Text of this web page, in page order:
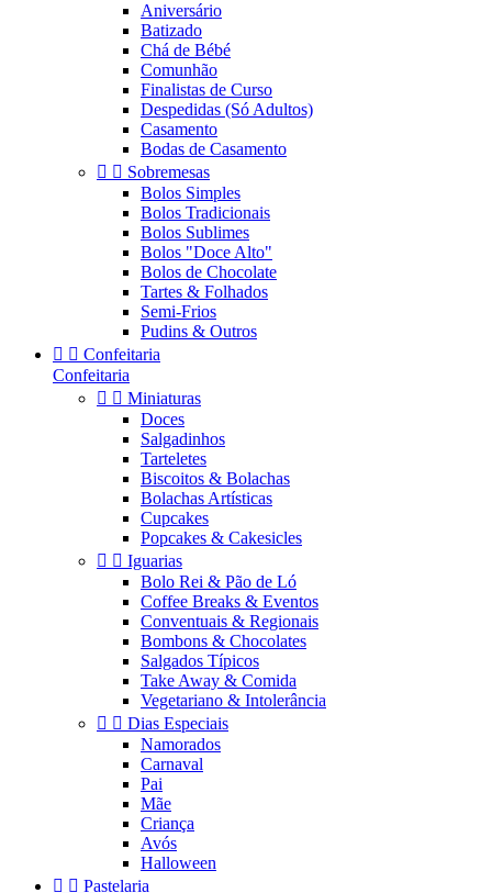
Aniversário
Batizado
Chá de Bébé
Comunhão
Finalistas de Curso
Despedidas (Só Adultos)
Casamento
Bodas de Casamento
  Sobremesas
Bolos Simples
Bolos Tradicionais
Bolos Sublimes
Bolos "Doce Alto"
Bolos de Chocolate
Tartes & Folhados
Semi-Frios
Pudins & Outros
  Confeitaria
Confeitaria
  Miniaturas
Doces
Salgadinhos
Tarteletes
Biscoitos & Bolachas
Bolachas Artísticas
Cupcakes
Popcakes & Cakesicles
  Iguarias
Bolo Rei & Pão de Ló
Coffee Breaks & Eventos
Conventuais & Regionais
Bombons & Chocolates
Salgados Típicos
Take Away & Comida
Vegetariano & Intolerância
  Dias Especiais
Namorados
Carnaval
Pai
Mãe
Criança
Avós
Halloween
  Pastelaria